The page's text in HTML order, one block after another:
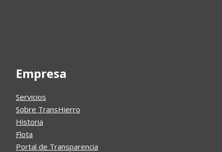
Empresa
Servicios
Sobre TransHierro
Historia
Flota
Portal de Transparencia